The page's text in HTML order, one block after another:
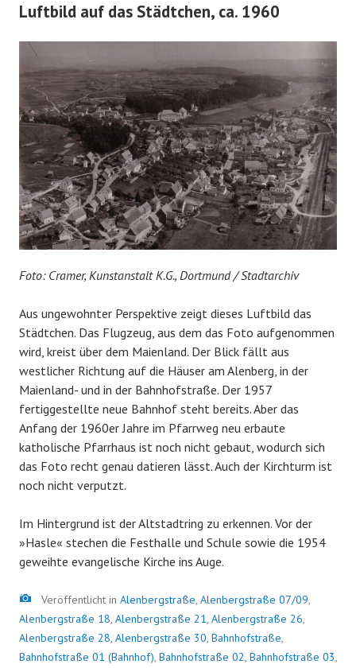
Luftbild auf das Städtchen, ca. 1960
Foto: Cramer, Kunstanstalt K.G., Dortmund / Stadtarchiv
Aus ungewohnter Perspektive zeigt dieses Luftbild das
Städtchen. Das Flugzeug, aus dem das Foto aufgenommen
wird, kreist über dem Maienland. Der Blick fällt aus
westlicher Richtung auf die Häuser am Alenberg, in der
Maienland- und in der Bahnhofstraße. Der 1957
fertiggestellte neue Bahnhof steht bereits. Aber das
Anfang der 1960er Jahre im Pfarrweg neu erbaute
katholische Pfarrhaus ist noch nicht gebaut, wodurch sich
das Foto recht genau datieren lässt. Auch der Kirchturm ist
noch nicht verputzt.
Im Hintergrund ist der Altstadtring zu erkennen. Vor der
»Hasle« stechen die Festhalle und Schule sowie die 1954
geweihte evangelische Kirche ins Auge.
Bild
Veröffentlicht in Alenbergstraße, Alenbergstraße 07/09,
Alenbergstraße 18, Alenbergstraße 21, Alenbergstraße 26,
Alenbergstraße 28, Alenbergstraße 30, Bahnhofstraße,
Bahnhofstraße 01 (Bahnhof), Bahnhofstraße 02, Bahnhofstraße 03,